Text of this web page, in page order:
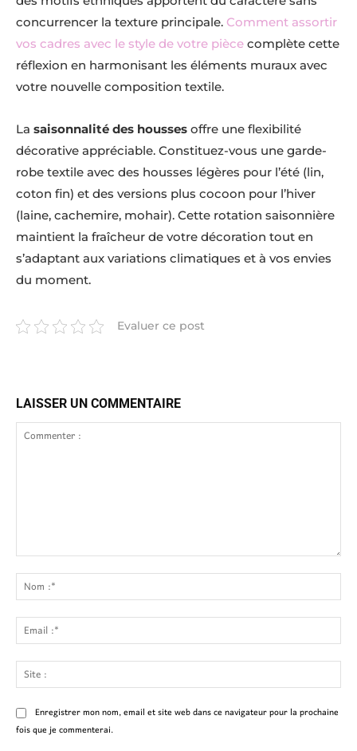
concurrencer la texture principale. Comment assortir
vos cadres avec le style de votre pièce complète cette
réflexion en harmonisant les éléments muraux avec
votre nouvelle composition textile.
La saisonnalité des housses offre une flexibilité
décorative appréciable. Constituez-vous une garde-
robe textile avec des housses légères pour l’été (lin,
coton fin) et des versions plus cocoon pour l’hiver
(laine, cachemire, mohair). Cette rotation saisonnière
maintient la fraîcheur de votre décoration tout en
s’adaptant aux variations climatiques et à vos envies
du moment.
Evaluer ce post
LAISSER UN COMMENTAIRE
:*
:*
:
Enregistrer mon nom, email et site web dans ce navigateur pour la prochaine
fois que je commenterai.